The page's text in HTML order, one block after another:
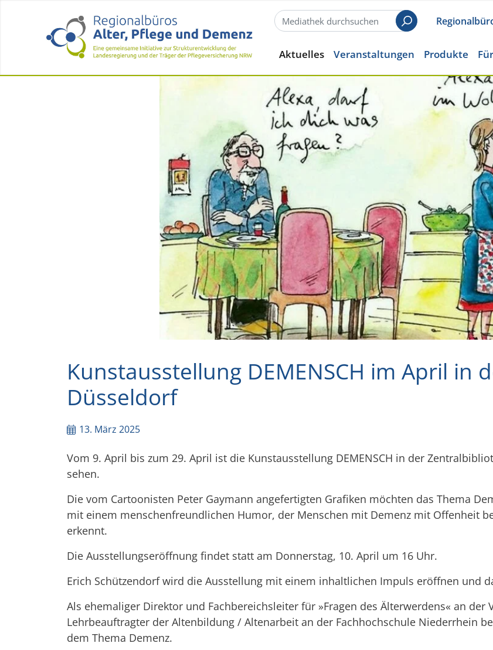
Suchen
Aktuelles Veranstaltungen Produkte
Kunstausstellung DEMENSCH im April in
Düsseldorf
13. März 2025
Vom 9. April bis zum 29. April ist die Kunstausstellung DEMENSCH in der
sehen.
Die vom Cartoonisten Peter Gaymann angefertigten Grafiken möchten das Thema
mit einem menschenfreundlichen Humor, der Menschen mit Demenz mit Offenheit
erkennt.
Die Ausstellungseröffnung findet statt am Donnerstag, 10. April um 16 Uhr.
Erich Schützendorf wird die Ausstellung mit einem inhaltlichen Impuls eröffnen und
Als ehemaliger Direktor und Fachbereichsleiter für »Fragen des Älterwerdens« an der
Lehrbeauftragter der Altenbildung / Altenarbeit an der Fachhochschule Niederrhein
dem Thema Demenz.